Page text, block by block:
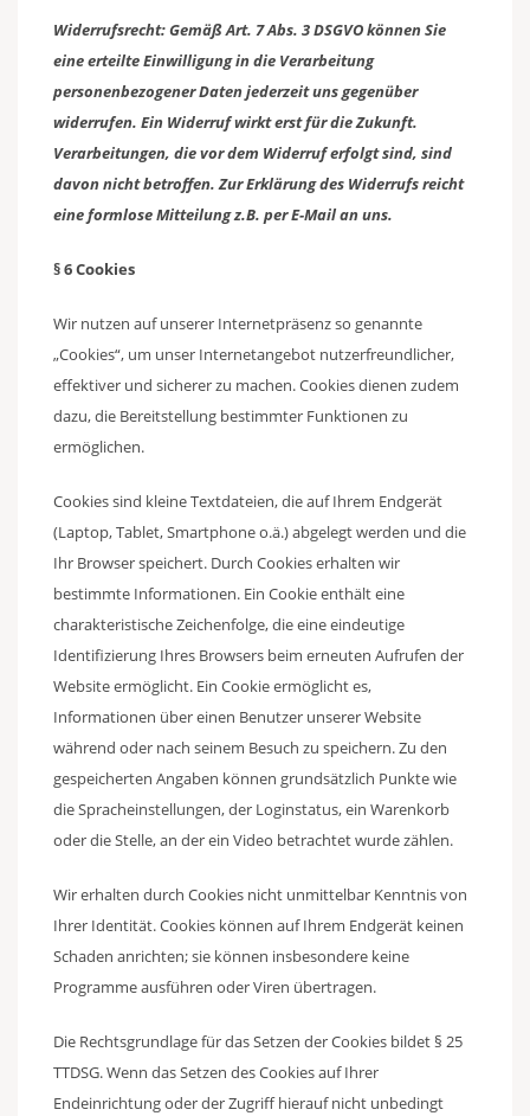
Widerrufsrecht: Gemäß Art. 7 Abs. 3 DSGVO können Sie
eine erteilte Einwilligung in die Verarbeitung
personenbezogener Daten jederzeit uns gegenüber
widerrufen. Ein Widerruf wirkt erst für die Zukunft.
Verarbeitungen, die vor dem Widerruf erfolgt sind, sind
davon nicht betroffen. Zur Erklärung des Widerrufs reicht
eine formlose Mitteilung z.B. per E-Mail an uns.
§ 6 Cookies
Wir nutzen auf unserer Internetpräsenz so genannte
„Cookies“, um unser Internetangebot nutzerfreundlicher,
effektiver und sicherer zu machen. Cookies dienen zudem
dazu, die Bereitstellung bestimmter Funktionen zu
ermöglichen.
Cookies sind kleine Textdateien, die auf Ihrem Endgerät
(Laptop, Tablet, Smartphone o.ä.) abgelegt werden und die
Ihr Browser speichert. Durch Cookies erhalten wir
bestimmte Informationen. Ein Cookie enthält eine
charakteristische Zeichenfolge, die eine eindeutige
Identifizierung Ihres Browsers beim erneuten Aufrufen der
Website ermöglicht. Ein Cookie ermöglicht es,
Informationen über einen Benutzer unserer Website
während oder nach seinem Besuch zu speichern. Zu den
gespeicherten Angaben können grundsätzlich Punkte wie
die Spracheinstellungen, der Loginstatus, ein Warenkorb
oder die Stelle, an der ein Video betrachtet wurde zählen.
Wir erhalten durch Cookies nicht unmittelbar Kenntnis von
Ihrer Identität. Cookies können auf Ihrem Endgerät keinen
Schaden anrichten; sie können insbesondere keine
Programme ausführen oder Viren übertragen.
Die Rechtsgrundlage für das Setzen der Cookies bildet § 25
TTDSG. Wenn das Setzen des Cookies auf Ihrer
Endeinrichtung oder der Zugriff hierauf nicht unbedingt